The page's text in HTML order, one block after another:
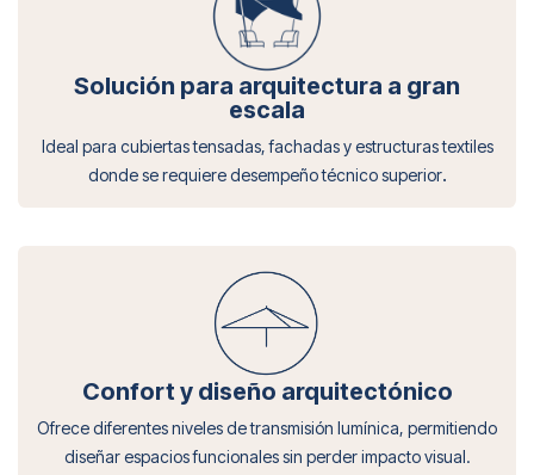
Solución para arquitectura a gran
escala
Ideal para cubiertas tensadas, fachadas y estructuras textiles
donde se requiere desempeño técnico superior.
Confort y diseño arquitectónico
Ofrece diferentes niveles de transmisión lumínica, permitiendo
diseñar espacios funcionales sin perder impacto visual.